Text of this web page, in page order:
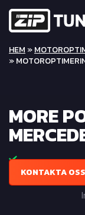
HEM »
»
MORE
KONTAKTA